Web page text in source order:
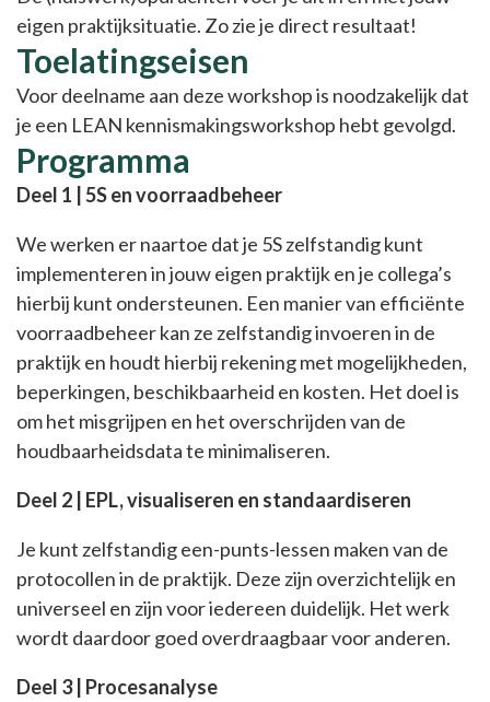
eigen praktijksituatie. Zo zie je direct resultaat!
Toelatingseisen
Voor deelname aan deze workshop is noodzakelijk dat
je een LEAN kennismakingsworkshop hebt gevolgd.
Programma
Deel 1 | 5S en voorraadbeheer
We werken er naartoe dat je 5S zelfstandig kunt
implementeren in jouw eigen praktijk en je collega’s
hierbij kunt ondersteunen. Een manier van efficiënte
voorraadbeheer kan ze zelfstandig invoeren in de
praktijk en houdt hierbij rekening met mogelijkheden,
beperkingen, beschikbaarheid en kosten. Het doel is
om het misgrijpen en het overschrijden van de
houdbaarheidsdata te minimaliseren.
Deel 2 | EPL, visualiseren en standaardiseren
Je kunt zelfstandig een-punts-lessen maken van de
protocollen in de praktijk. Deze zijn overzichtelijk en
universeel en zijn voor iedereen duidelijk. Het werk
wordt daardoor goed overdraagbaar voor anderen.
Deel 3 | Procesanalyse